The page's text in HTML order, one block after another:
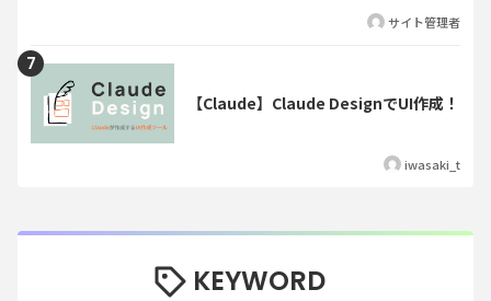
サイト管理者
【Claude】Claude DesignでUI作成！
iwasaki_t
KEYWORD